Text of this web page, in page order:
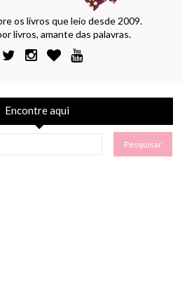
os livros que leio desde 2009.
livros, amante das palavras.
Encontre aqui